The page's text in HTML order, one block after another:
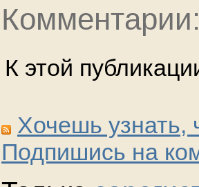
Комментарии:
К этой
Хочешь узнать,
Подпишись на